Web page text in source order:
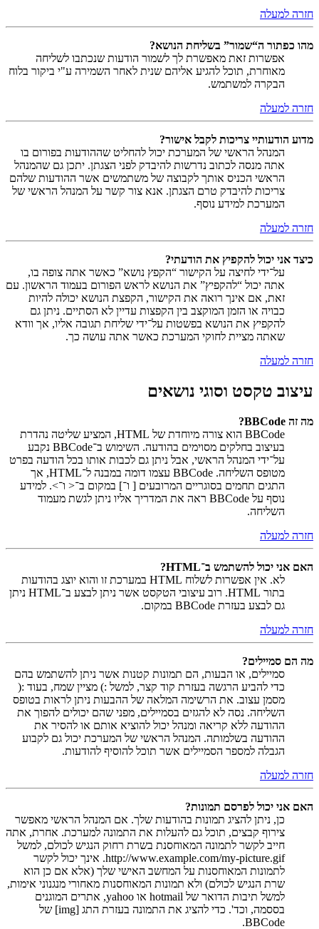
חזרה למעלה
מהו כפתור ה“שמור” בשליחת הנושא?
אפשרות זאת מאפשרת לך לשמור הודעות שנכתבו לשליחה
מאוחרת, תוכל להגיע אליהם שנית לאחר השמירה ע"י ביקור בלוח
הבקרה למשתמש.
חזרה למעלה
מדוע הודעותיי צריכות לקבל אישור?
המנהל הראשי של המערכת יכול להחליט שההודעות בפורום בו
אתה מנסה לכתוב נדרשות להיבדק לפני הצגתן. יתכן גם שהמנהל
הראשי הכניס אותך לקבוצה של משתמשים אשר ההודעות שלהם
צריכות להיבדק טרם הצגתן. אנא צור קשר על המנהל הראשי של
המערכת למידע נוסף.
חזרה למעלה
כיצד אני יכול להקפיץ את הודעתי?
על־ידי לחיצה על הקישור “הקפץ נושא” כאשר אתה צופה בו,
אתה יכול “להקפיץ” את הנושא לראש הפורום בעמוד הראשון. עם
זאת, אם אינך רואה את הקישור, הקפצת הנושא יכולה להיות
כבויה או הזמן המוקצב בין הקפצות עדיין לא הסתיים. ניתן גם
להקפיץ את הנושא בפשטות על־ידי שליחת תגובה אליו, אך וודא
שאתה מציית לחוקי המערכת כאשר אתה עושה כך.
חזרה למעלה
עיצוב טקסט וסוגי נושאים
מה זה BBCode?
BBCode הוא צורה מיוחדת של HTML, המציע שליטה נהדרת
בעיצוב בחלקים מסוימים בהודעה. השימוש ב־BBCode נקבע
על־ידי המנהל הראשי, אבל ניתן גם לכבות אותו בכל הודעה בפרט
מטופס השליחה. BBCode עצמו דומה במבנה ל־HTML, אך
התגים תחמים בסוגריים המרובעים [ ו־] במקום ב־< ו־>. למידע
נוסף על BBCode ראה את המדריך אליו ניתן לגשת מעמוד
השליחה.
חזרה למעלה
האם אני יכול להשתמש ב־HTML?
לא. אין אפשרות לשלוח HTML במערכת זו והוא יוצג בהודעות
בתור HTML. רוב עיצובי הטקסט אשר ניתן לבצע ב־HTML ניתן
גם לבצע בעזרת BBCode במקום.
חזרה למעלה
מה הם סמיילים?
סמיילים, או הבעות, הם תמונות קטנות אשר ניתן להשתמש בהם
כדי להביע הרגשה בעזרת קוד קצר, למשל :) מציין שמח, בעוד :(
מסמן עצוב. את הרשימה המלאה של ההבעות ניתן לראות בטופס
השליחה. נסה לא להגזים בסמיילים, מפני שהם יכולים להפוך את
ההודעה ללא קריאה ומנהל יכול להוציא אותם או להסיר את
ההודעה בשלמותה. המנהל הראשי של המערכת יכול גם לקבוע
הגבלה למספר הסמיילים אשר תוכל להוסיף להודעות.
חזרה למעלה
האם אני יכול לפרסם תמונות?
כן, ניתן להציג תמונות בהודעות שלך. אם המנהל הראשי מאפשר
צירוף קבצים, תוכל גם להעלות את התמונה למערכת. אחרת, אתה
חייב לקשר לתמונה המאוחסנת בשרת רחוק הנגיש לכולם, למשל
http://www.example.com/my-picture.gif. אינך יכול לקשר
לתמונות המאוחסנות על המחשב האישי שלך (אלא אם כן הוא
שרת הנגיש לכולם) ולא תמונות המאוחסנות מאחורי מנגנוני אימות,
למשל תיבות הדואר של hotmail או yahoo, אתרים המוגנים
בססמה, וכד'. כדי להציג את התמונה בעזרת התג [img] של
BBCode.